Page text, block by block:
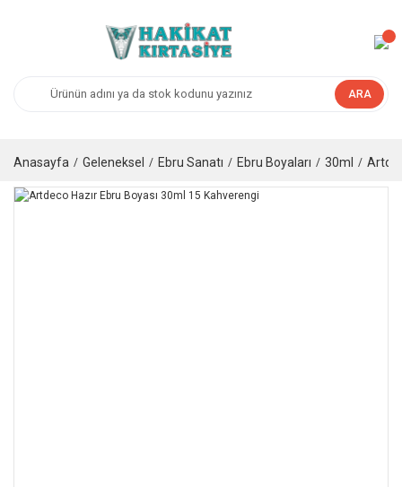
ARA
Anasayfa Geleneksel Ebru Sanatı Ebru Boyaları 30ml